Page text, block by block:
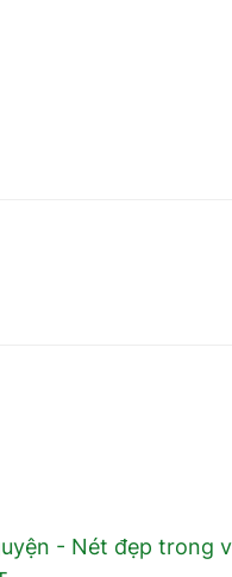
- Nét đẹp trong